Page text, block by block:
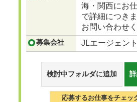
海・関西にお
で詳細につき
お問い合わせ
募集会社 JLエージェント
検討中フォルダに追加
応募するお仕事をチェッ